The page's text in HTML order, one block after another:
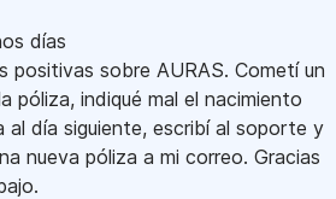
días
positivas sobre AURAS. Cometí un
póliza, indiqué mal el nacimiento
al día siguiente, escribí al soporte y
nueva póliza a mi correo. Gracias